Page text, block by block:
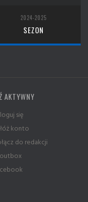
2024-2025
SEZON
AKTYWNY
się
konto
do redakcji